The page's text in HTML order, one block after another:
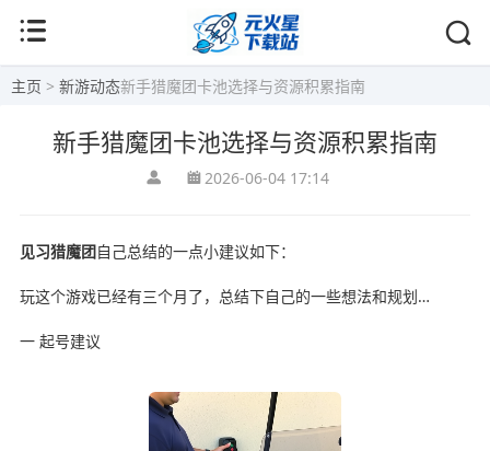
主页 > 新游动态新手猎魔团卡池选择与资源积累指南
新手猎魔团卡池选择与资源积累指南
2026-06-04 17:14
见习猎魔团自己总结的一点小建议如下：
玩这个游戏已经有三个月了，总结下自己的一些想法和规划…
一 起号建议